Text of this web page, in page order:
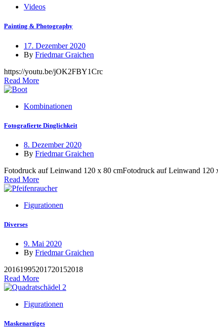
Videos
Painting & Photography
17. Dezember 2020
By Friedmar Graichen
https://youtu.be/jOK2FBY1Crc
Read More
Kombinationen
Fotografierte Dinglichkeit
8. Dezember 2020
By Friedmar Graichen
Fotodruck auf Leinwand 120 x 80 cmFotodruck auf Leinwand
Read More
Figurationen
Diverses
9. Mai 2020
By Friedmar Graichen
20161995201720152018
Read More
Figurationen
Maskenartiges